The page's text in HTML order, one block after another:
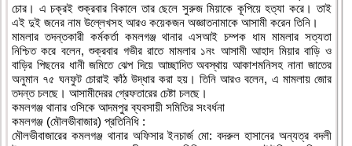
চোর। এ চক্রই শুক্রবার বিকালে তার ছেলে সুরুজ মিয়াকে কূপিয়ে হত্যা করে। তাই
এই দুই জনের নাম উল্লেখসহ আরও কয়েকজন অজ্ঞাতনামাকে আসামী করেন তিনি।
মামলার তদন্তকারী কর্মকর্তা কমলগঞ্জ থানার এসআই চম্পক ধাম মামলার সত্যতা
নিশ্চিত করে বলেন, শুক্রবার গভীর রাতে মামলার ১নং আসামী আহাদ মিয়ার বাড়ি ও
বাড়ির পিছনের ধানী জমিতে ঝেপ দিয়ে আচ্ছাদিত অবস্থায় আকাশমনিসহ নানা জাতের
অনুমান ৭৫ ঘনফুট চোরাই কাঁঠ উদ্ধার করা হয়। তিনি আরও বলেন, এ মামলায় জোর
তদন্ত চলছে। আসামীদেরর গ্রেফতারের চেষ্টা চলছে।
কমলগঞ্জ থানার ওসিকে আদমপুর ব্যবসায়ী সমিতির সংবর্ধনা
কমলগঞ্জ (মৌলভীবাজার) প্রতিনিধি :
মৌলভীবাজারের কমলগঞ্জ থানার অফিসার ইনচার্জ মো: বদরুল হাসানের অন্যত্র বদলী